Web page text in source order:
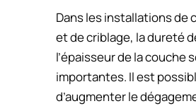
Dans les installations de
et de criblage, la dureté
l’épaisseur de la couche
importantes. Il est
d’augmenter le